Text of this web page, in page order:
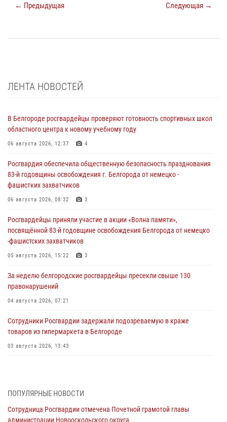
← Предыдущая Следующая →
ЛЕНТА НОВОСТЕЙ
В Белгороде росгвардейцы проверяют готовность спортивных школ
областного центра к новому учебному году
06 августа 2026, 12:37 4
Росгвардия обеспечила общественную безопасность празднования
83-й годовщины освобождения г. Белгорода от немецко -
фашистких захватчиков
06 августа 2026, 08:32 3
Росгвардейцы приняли участие в акции «Волна памяти»,
посвящённой 83‑й годовщине освобождения Белгорода от немецко
‑фашистских захватчиков
05 августа 2026, 15:22 3
За неделю белгородские росгвардейцы пресекли свыше 130
правонарушений
04 августа 2026, 07:21
Сотрудники Росгвардии задержали подозреваемую в краже
товаров из гипермаркета в Белгороде
03 августа 2026, 13:43
03 августа 2026, 11:45 5
Росгвардейцы оказали помощь пострадавшему в результате атаки
ПОПУЛЯРНЫЕ НОВОСТИ
Сотрудница Росгвардии отмечена Почетной грамотой главы
администрации Новооскольского округа